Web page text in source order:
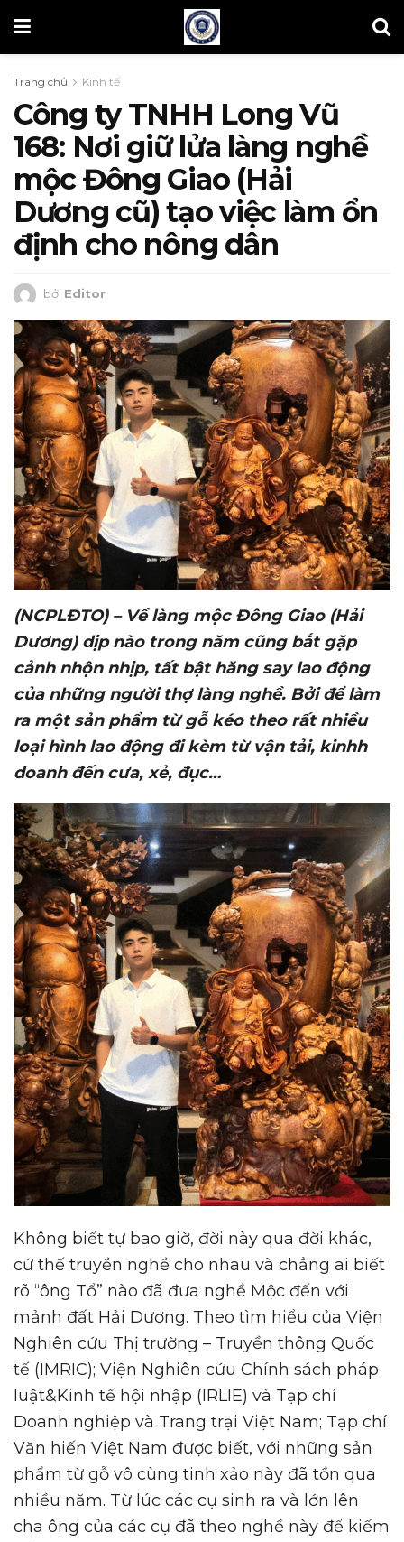
Trang chủ Kinh tế
Công ty TNHH Long Vũ
168: Nơi giữ lửa làng nghề
mộc Đông Giao (Hải
Dương cũ) tạo việc làm ổn
định cho nông dân
bởi Editor
(NCPLĐTO) – Về làng mộc ĐôngGiao (Hải
Dương) dịp nào trong năm cũng bắt gặp
cảnh nhộn nhịp, tất bật hăng say lao động
của những ngườithợ làng nghề. Bởi để làm
ra một sản phẩm từ gỗ kéo theo rất nhiều
loại hình lao động đi kèm từ vận tải, kinhh
doanh đến cưa, xẻ, đục…
Không biết tự bao giờ, đời này qua đời khác,
cứ thế truyền nghề cho nhau và chẳng ai biết
rõ “ông Tổ” nào đã đưa nghề Mộc đến với
mảnh đất Hải Dương. Theo tìm hiểu của Viện
Nghiên cứu Thị trường – Truyền thông Quốc
tế (IMRIC); Viện Nghiên cứu Chính sách pháp
luật&Kinh tế hội nhập (IRLIE) và Tạp chí
Doanh nghiệp và Trang trại Việt Nam; Tạp chí
Văn hiến Việt Nam được biết, với những sản
phẩm từ gỗ vô cùng tinh xảo này đã tồn qua
nhiều năm. Từ lúc các cụ sinh ra và lớn lên
cha ông của các cụ đã theo nghề này để kiếm